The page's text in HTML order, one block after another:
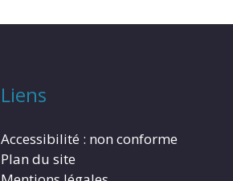
Liens
Accessibilité : non conforme
Plan du site